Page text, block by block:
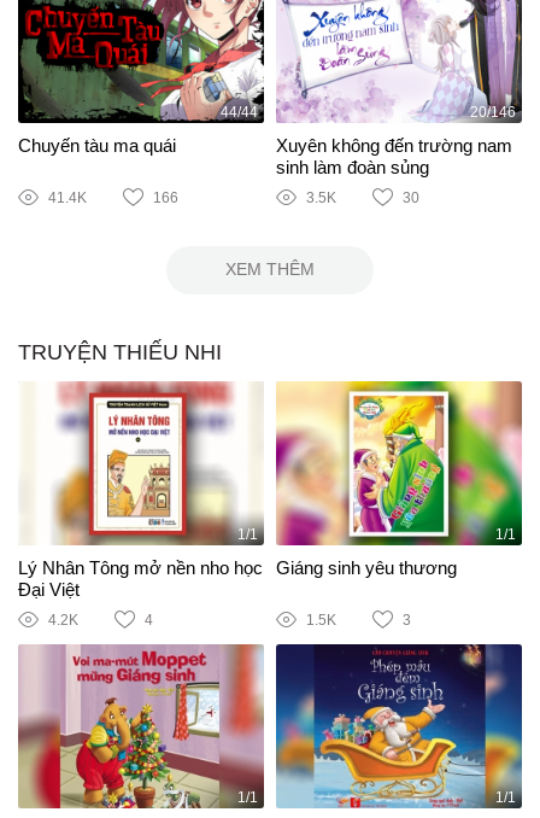
44/44
Chuyến tàu ma quái
41.4K 166
20/146
Xuyên không đến trường nam
sinh làm đoàn sủng
3.5K 30
XEM THÊM
TRUYỆN THIẾU NHI
1/1
Lý Nhân Tông mở nền nho học
Đại Việt
4.2K 4
1/1
Giáng sinh yêu thương
1.5K 3
1/1 1/1